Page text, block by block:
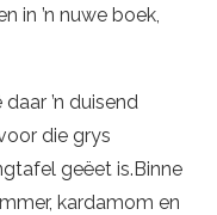
in ’n nuwe boek,
’n duisend
die grys
geëet is.Binne
kardamom en